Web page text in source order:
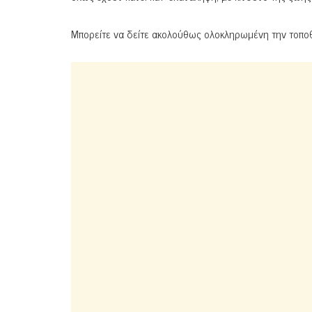
Μπορείτε να δείτε ακολούθως ολοκληρωμένη την